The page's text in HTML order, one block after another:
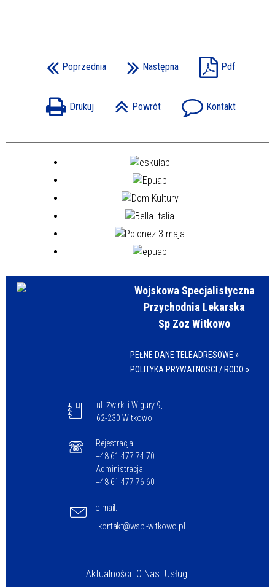
Poprzednia Następna Pdf
Drukuj Powrót Kontakt
Wojskowa Specjalistyczna
Przychodnia Lekarska
Sp Zoz Witkowo
PEŁNE DANE TELEADRESOWE »
POLITYKA PRYWATNOSCI / RODO »
ul. Żwirki i Wigury 9,
62-230 Witkowo
Rejestracja:
+48 61 477 74 70
Administracja:
+48 61 477 76 60
e-mail:
kontakt@wspl-witkowo.pl
Aktualności O Nas Usługi